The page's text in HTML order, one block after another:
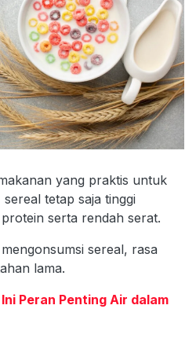
yang praktis untuk
tetap saja tinggi
serta rendah serat.
sereal, rasa
lama.
Peran Penting Air dalam